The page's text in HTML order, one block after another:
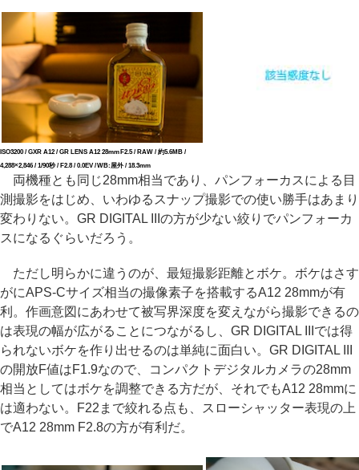
ISO3200 / GXR A12 / GR LENS A12 28mm F2.5 / RAW / 約5.6MB /
4,288×2,846 / 1/90秒 / F2.8 / 0.0EV / WB:屋外 / 18.3mm
両機種とも同じ28mm相当であり、パンフォーカスによる目
測撮影をはじめ、いわゆるスナップ撮影での使い勝手はあまり
変わりない。GR DIGITAL IIIの方が少ない絞りでパンフォーカ
スになるぐらいだろう。
ただし明らかに違うのが、最短撮影距離とボケ。ボケはさす
がにAPS-Cサイズ相当の撮像素子を搭載するA12 28mmが有
利。作画意図にあわせて被写界深度を変えながら撮影できるの
は表現の幅が広がることにつながるし、GR DIGITAL IIIでは得
られないボケを作り出せるのは単純に面白い。GR DIGITAL III
の開放F値はF1.9なので、コンパクトデジタルカメラの28mm
相当としてはボケを調整できる方だが、それでもA12 28mmに
は適わない。F22まで絞れる点も、スローシャッター表現の上
でA12 28mm F2.8の方が有利だ。